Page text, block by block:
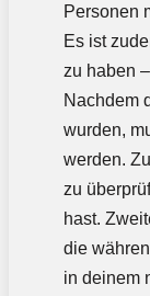
Personen
Es ist
zu haben
Nachdem
wurden,
werden.
zu
hast.
die
in deinem